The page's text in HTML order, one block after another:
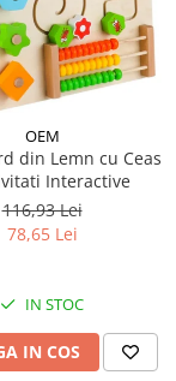
OEM
din Lemn cu Ceas
Interactive
116,93 Lei
78,65 Lei
IN STOC
IN COS